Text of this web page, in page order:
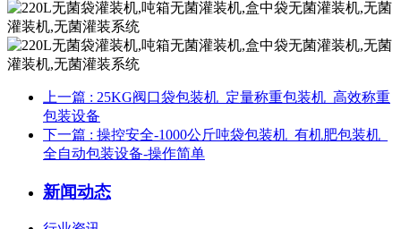
上一篇 : 25KG阀口袋包装机_定量称重包装机_高效称重
包装设备
下一篇 : 操控安全-1000公斤吨袋包装机_有机肥包装机_
全自动包装设备-操作简单
新闻动态